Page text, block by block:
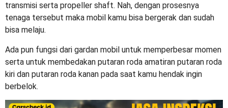
transmisi serta propeller shaft. Nah, dengan prosesnya
tenaga tersebut maka mobil kamu bisa bergerak dan sudah
bisa melaju.
Ada pun fungsi dari gardan mobil untuk memperbesar momen
serta untuk membedakan putaran roda amatiran putaran roda
kiri dan putaran roda kanan pada saat kamu hendak ingin
berbelok.